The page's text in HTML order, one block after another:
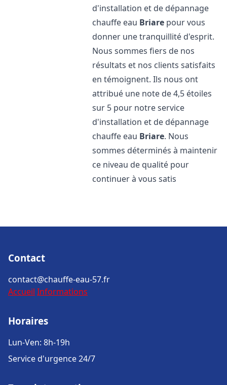
d'installation et de dépannage
chauffe eau Briare pour vous
donner une tranquillité d'esprit.
Nous sommes fiers de nos
résultats et nos clients satisfaits
en témoignent. Ils nous ont
attribué une note de 4,5 étoiles
sur 5 pour notre service
d'installation et de dépannage
chauffe eau Briare. Nous
sommes déterminés à maintenir
ce niveau de qualité pour
continuer à vous satis
Contact
contact@chauffe-eau-57.fr
Accueil Informations
Horaires
Lun-Ven: 8h-19h
Service d'urgence 24/7